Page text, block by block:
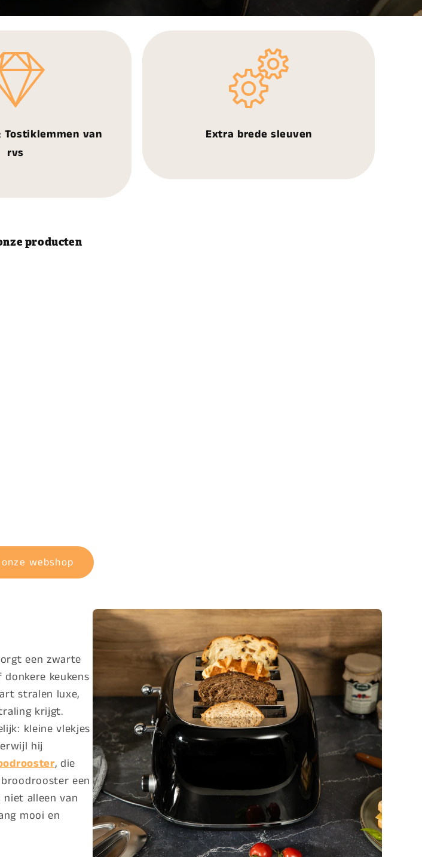
Tostiklemmen van
rvs
Extra brede sleuven
producten
webshop
een zwarte
keukens
stralen luxe,
krijgt.
kleine vlekjes
hij
, die
een
alleen van
mooi en